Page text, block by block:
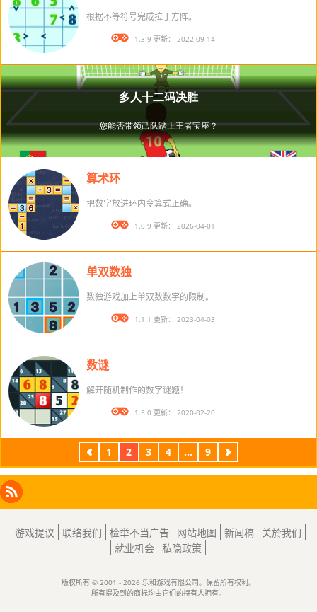
根据不等符号完成拉丁方阵。
版本： 1.3.9 更新： 2022-09-14
算术环
把数字放进环内令算式正确。
版本： 1.0.9 更新： 2026-04-01
单双数独
数独游戏加上单双数数字的限制。
版本： 1.1.1 更新： 2023-04-03
数谜
解开随机制作的数字谜题！
版本： 1.5.0 更新： 2020-02-20
上
一
1 2 3 4 ... 9
下
一
Facebook
Instagram
X
LinkedIn
RSS
游戏提议 联络我们 检举不当广告 网站地图 新闻稿
关於我们
就业机会 私隐政策
版权所有 © 2001 - 2026 乐和游戏有限公司。保留所有权利。
所有提及到的商标均由它们的持有人拥有。